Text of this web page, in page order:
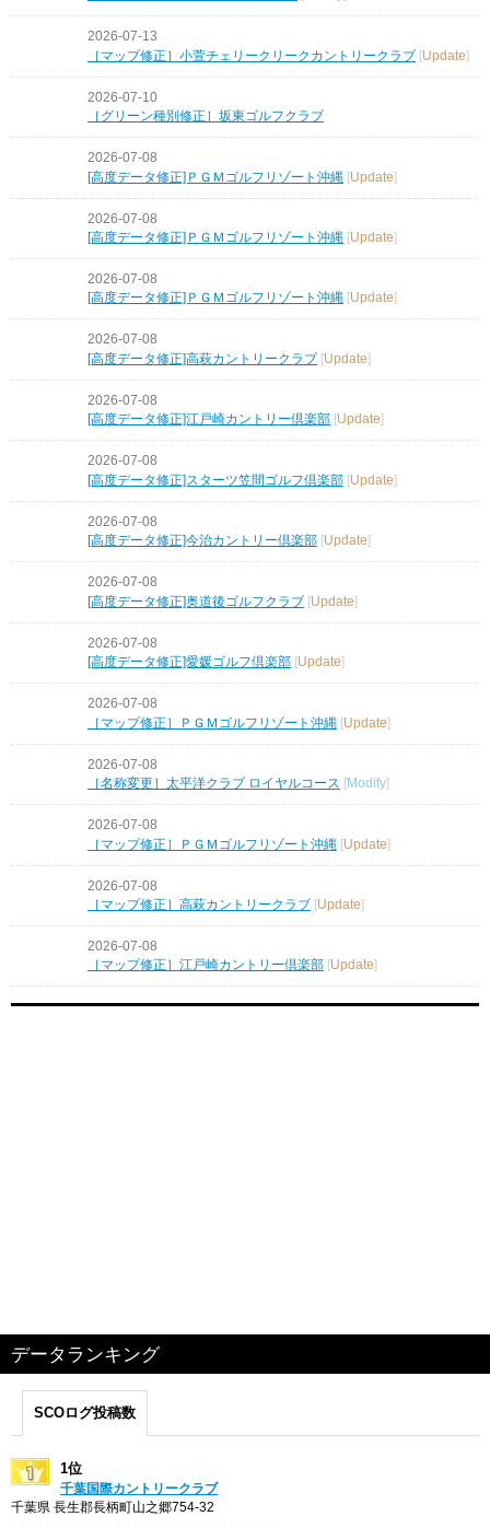
2026-07-13
［マップ修正］小萱チェリークリークカントリークラブ [Update]
2026-07-10
［グリーン種別修正］坂東ゴルフクラブ
2026-07-08
[高度データ修正]ＰＧＭゴルフリゾート沖縄 [Update]
2026-07-08
[高度データ修正]ＰＧＭゴルフリゾート沖縄 [Update]
2026-07-08
[高度データ修正]ＰＧＭゴルフリゾート沖縄 Update
2026-07-08
[高度データ修正]高萩カントリークラブ [Update]
2026-07-08
[高度データ修正]江戸崎カントリー倶楽部 Update
2026-07-08
[高度データ修正]スターツ笠間ゴルフ倶楽部 [Update]
2026-07-08
[高度データ修正]今治カントリー倶楽部 Update
2026-07-08
[高度データ修正]奥道後ゴルフクラブ [Update]
2026-07-08
[高度データ修正]愛媛ゴルフ倶楽部 Update
2026-07-08
［マップ修正］ＰＧＭゴルフリゾート沖縄 [Update]
2026-07-08
［名称変更］太平洋クラブ ロイヤルコース [Modify]
2026-07-08
［マップ修正］ＰＧＭゴルフリゾート沖縄 [Update]
2026-07-08
［マップ修正］高萩カントリークラブ [Update]
2026-07-08
［マップ修正］江戸崎カントリー倶楽部 Update
データランキング
SCOログ投稿数
1位
千葉国際カントリークラブ
千葉県 長生郡長柄町山之郷754-32